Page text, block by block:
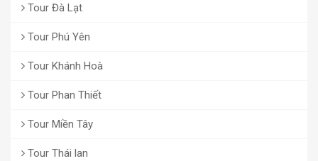
Tour Đà Lạt
Tour Phú Yên
Tour Khánh Hoà
Tour Phan Thiết
Tour Miền Tây
Tour Thái lan